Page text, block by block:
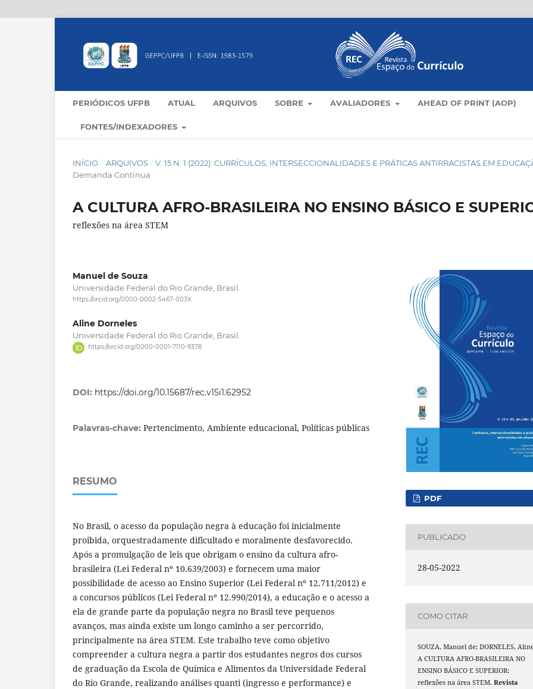
PERIÓDICOS UFPB ATUAL ARQUIVOS SOBRE AVALIADORES AHEAD OF PRINT (AOP)
FONTES/INDEXADORES
INÍCIO / ARQUIVOS / V. 15 N. 1 (2022): CURRÍCULOS, INTERSECCIONALIDADES E PRÁTICAS ANTIRRACISTAS EM
Demanda Contínua
A CULTURA AFRO-BRASILEIRA NO ENSINO BÁSICO E
reflexões na área STEM
Manuel de Souza
Universidade Federal do Rio Grande, Brasil.
https://orcid.org/0000-0002-5467-003X
Aline Dorneles
Universidade Federal do Rio Grande, Brasil.
https://orcid.org/0000-0001-7110-9378
DOI: https://doi.org/10.15687/rec.v15i1.62952
Palavras-chave: Pertencimento, Ambiente educacional, Políticas públicas
RESUMO
No Brasil, o acesso da população negra à educação foi inicialmente
proibida, orquestradamente dificultado e moralmente desfavorecido.
Após a promulgação de leis que obrigam o ensino da cultura afro-
brasileira (Lei Federal nº 10.639/2003) e fornecem uma maior
possibilidade de acesso ao Ensino Superior (Lei Federal nº 12.711/2012) e
a concursos públicos (Lei Federal nº 12.990/2014), a educação e o acesso a
ela de grande parte da população negra no Brasil teve pequenos
avanços, mas ainda existe um longo caminho a ser percorrido,
principalmente na área STEM. Este trabalho teve como objetivo
compreender a cultura negra a partir dos estudantes negros dos cursos
de graduação da Escola de Química e Alimentos da Universidade Federal
do Rio Grande, realizando análises quanti (ingresso e performance) e
PDF
PUBLICADO
28-05-2022
COMO CITAR
SOUZA, Manuel de; DORNELES,
A CULTURA AFRO-BRASILEIRA NO
ENSINO BÁSICO E SUPERIOR:
reflexões na área STEM.Revista